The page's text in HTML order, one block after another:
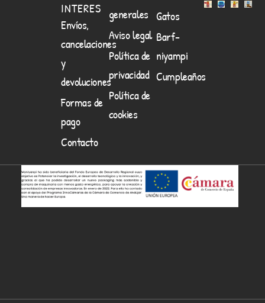
INTERES
Envíos,
cancelaciones
y
devoluciones
Formas de
pago
Contacto
generales
Aviso legal
Política de
privacidad
Política de
cookies
Gatos
Barf-
niyampi
Cumpleaños